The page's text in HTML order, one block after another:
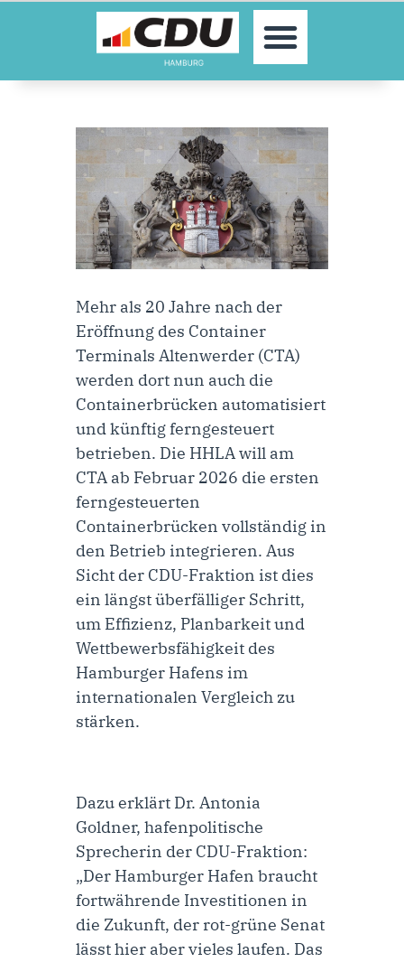
MOIN!
AKTUELLES
PARLAMENTE
KONTAKT
SPENDEN
MITGLIED WERDEN!
Mehr als 20 Jahre nach der
Eröffnung des Container
Terminals Altenwerder (CTA)
werden dort nun auch die
Containerbrücken automatisiert
und künftig ferngesteuert
betrieben. Die HHLA will am
CTA ab Februar 2026 die ersten
ferngesteuerten
Containerbrücken vollständig in
den Betrieb integrieren. Aus
Sicht der CDU-Fraktion ist dies
ein längst überfälliger Schritt,
um Effizienz, Planbarkeit und
Wettbewerbsfähigkeit des
Hamburger Hafens im
internationalen Vergleich zu
stärken.
Dazu erklärt Dr. Antonia
Goldner, hafenpolitische
Sprecherin der CDU-Fraktion:
„Der Hamburger Hafen braucht
fortwährende Investitionen in
die Zukunft, der rot-grüne Senat
lässt hier aber vieles laufen. Das